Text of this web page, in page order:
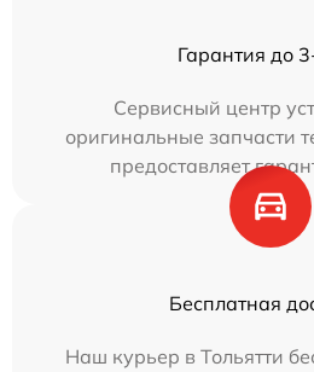
Гарантия до
Сервисный центр
оригинальные запчасти
предоставляет
Бесплатная
Наш курьер в Тольятти